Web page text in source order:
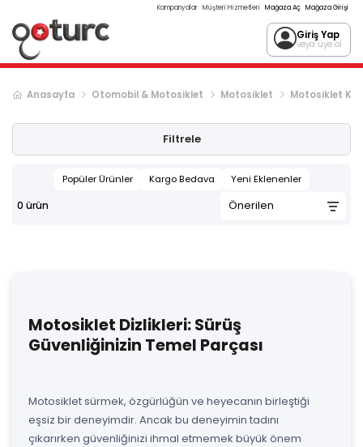
Kampanyalar Müşteri Hizmetleri Mağaza Aç Mağaza Girişi
Giriş Yap
veya üye ol
Anasayfa Otomobil & Motosiklet Motosiklet Motosiklet
Filtrele
Popüler Ürünler Kargo Bedava Yeni Eklenenler
0 ürün
Motosiklet Dizlikleri: Sürüş
Güvenliğinizin Temel Parçası
Motosiklet sürmek, özgürlüğün ve heyecanın birleştiği
eşsiz bir deneyimdir. Ancak bu deneyimin tadını
çıkarırken güvenliğinizi ihmal etmemek büyük önem